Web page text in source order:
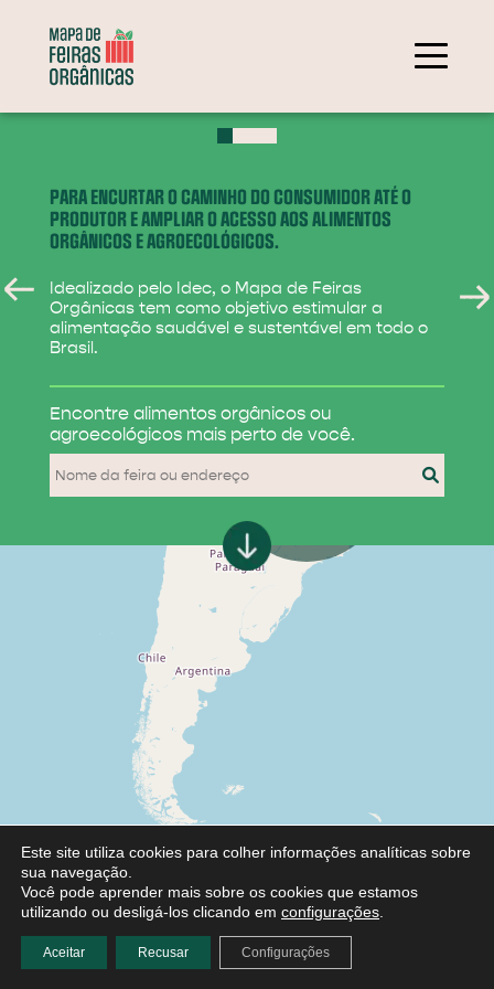
PARA ENCURTAR O CAMINHO DO CONSUMIDOR ATÉ O
PRODUTOR E AMPLIAR O ACESSO AOS ALIMENTOS
ORGÂNICOS E AGROECOLÓGICOS.
Idealizado pelo Idec, o Mapa de Feiras
Orgânicas tem como objetivo estimular a
alimentação saudável e sustentável em todo o
Brasil.
Encontre alimentos orgânicos ou
agroecológicos mais perto de você.
284
31
Este site utiliza cookies para colher informações analíticas sobre
sua navegação.
Você pode aprender mais sobre os cookies que estamos
utilizando ou desligá-los clicando em configurações
Aceitar Recusar Configurações